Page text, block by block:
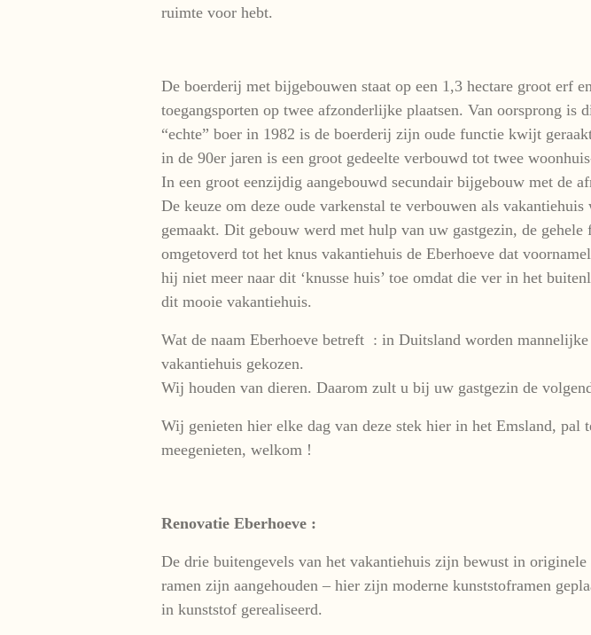
ruimte voor hebt.
De boerderij met bijgebouwen staat op een 1,3 hectare groot erf
toegangsporten op twee afzonderlijke plaatsen. Van oorsprong
“echte” boer in 1982 is de boerderij zijn oude functie kwijt
in de 90er jaren is een groot gedeelte verbouwd tot twee
In een groot eenzijdig aangebouwd secundair bijgebouw met de
De keuze om deze oude varkenstal te verbouwen als
gemaakt. Dit gebouw werd met hulp van uw gastgezin, de
omgetoverd tot het knus vakantiehuis de Eberhoeve dat
hij niet meer naar dit ‘knusse huis’ toe omdat die ver in het
dit mooie vakantiehuis.
Wat de naam Eberhoeve betreft : in Duitsland worden
vakantiehuis gekozen.
Wij houden van dieren. Daarom zult u bij uw gastgezin de
Wij genieten hier elke dag van deze stek hier in het Emsland,
meegenieten, welkom !
Renovatie Eberhoeve :
De drie buitengevels van het vakantiehuis zijn bewust in
ramen zijn aangehouden – hier zijn moderne kunststoframen
in kunststof gerealiseerd.